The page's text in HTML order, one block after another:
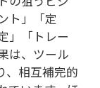
ト」「定
」「トレー
は、ツール
、相互補完的